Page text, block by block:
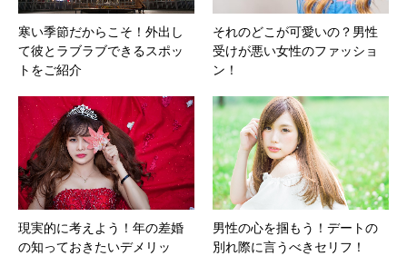
寒い季節だからこそ！外出し
て彼とラブラブできるスポッ
トをご紹介
それのどこが可愛いの？男性
受けが悪い女性のファッショ
ン！
現実的に考えよう！年の差婚
の知っておきたいデメリッ
男性の心を掴もう！デートの
別れ際に言うべきセリフ！